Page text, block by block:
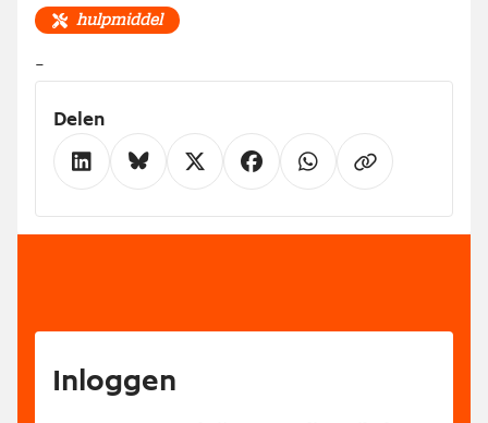
hulpmiddel
-
Delen
Inloggen